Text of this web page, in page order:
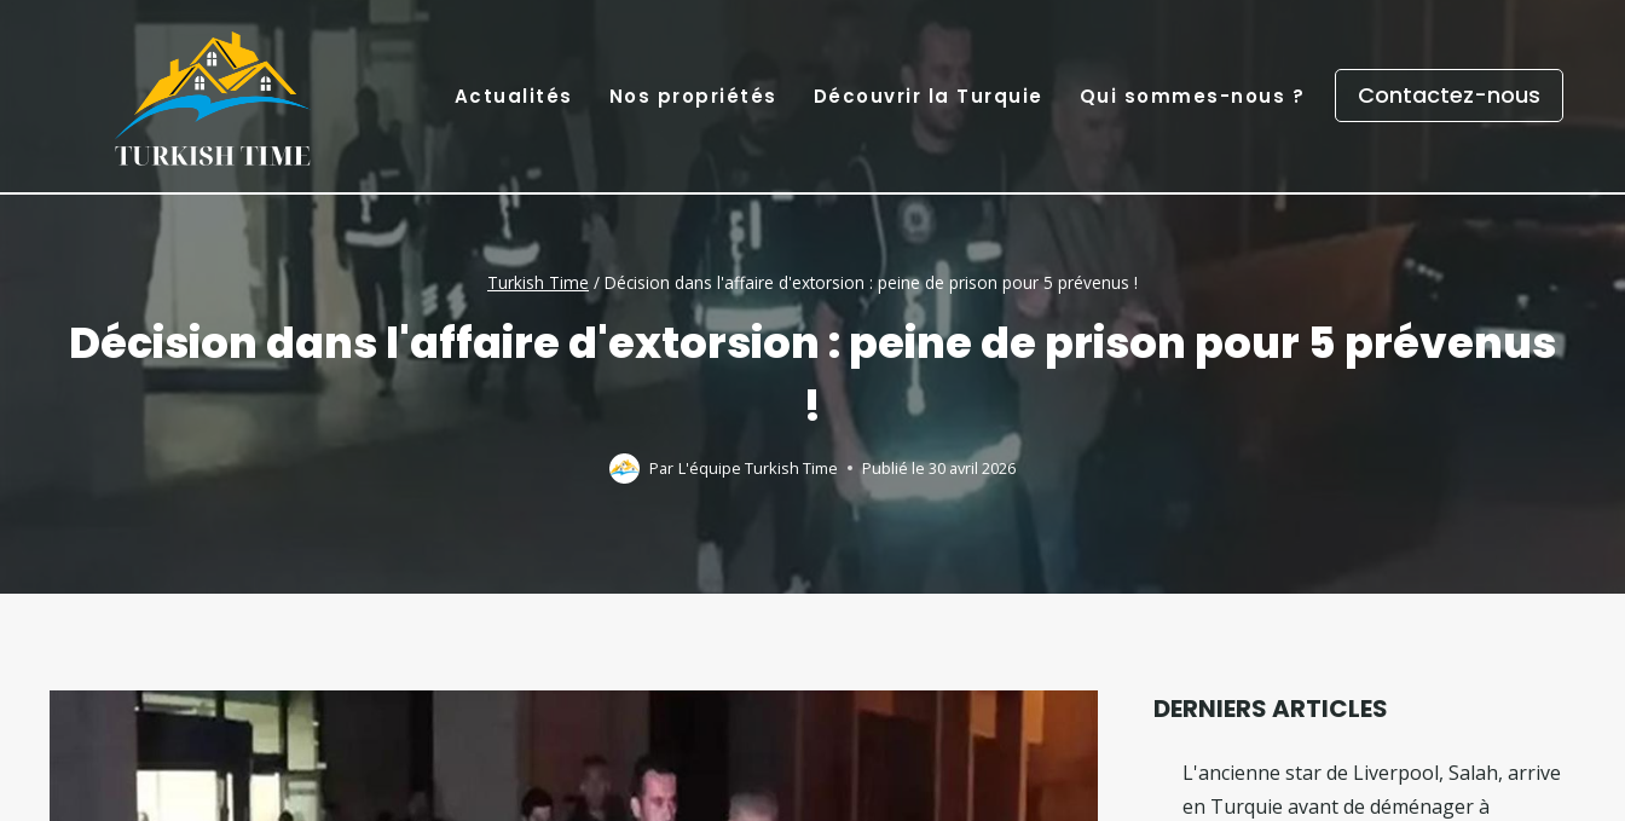
Actualités Nos propriétés Découvrir la Turquie Qui sommes-nous ? Contactez-nous
Turkish Time / Décision dans l'affaire d'extorsion : peine de prison pour 5 prévenus !
Décision dans l'affaire d'extorsion : peine de prison pour 5 prévenus
!
Par L'équipe Turkish Time Publié le30 avril 2026
DERNIERS ARTICLES
L'ancienne star de Liverpool, Salah, arrive
en Turquie avant de déménager à